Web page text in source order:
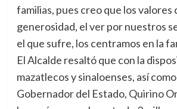
familias, pues creo que los valores
generosidad, el ver por nuestros
el que sufre, los centramos en la
El Alcalde resaltó que con la
mazatlecos y sinaloenses, así
Gobernador del Estado, Quirino